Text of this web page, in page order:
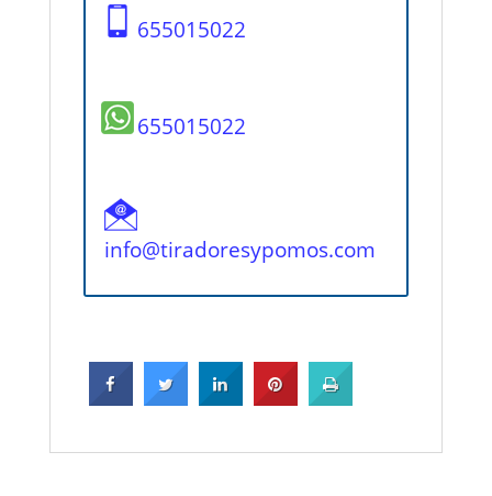
655015022
655015022
info@tiradoresypomos.com